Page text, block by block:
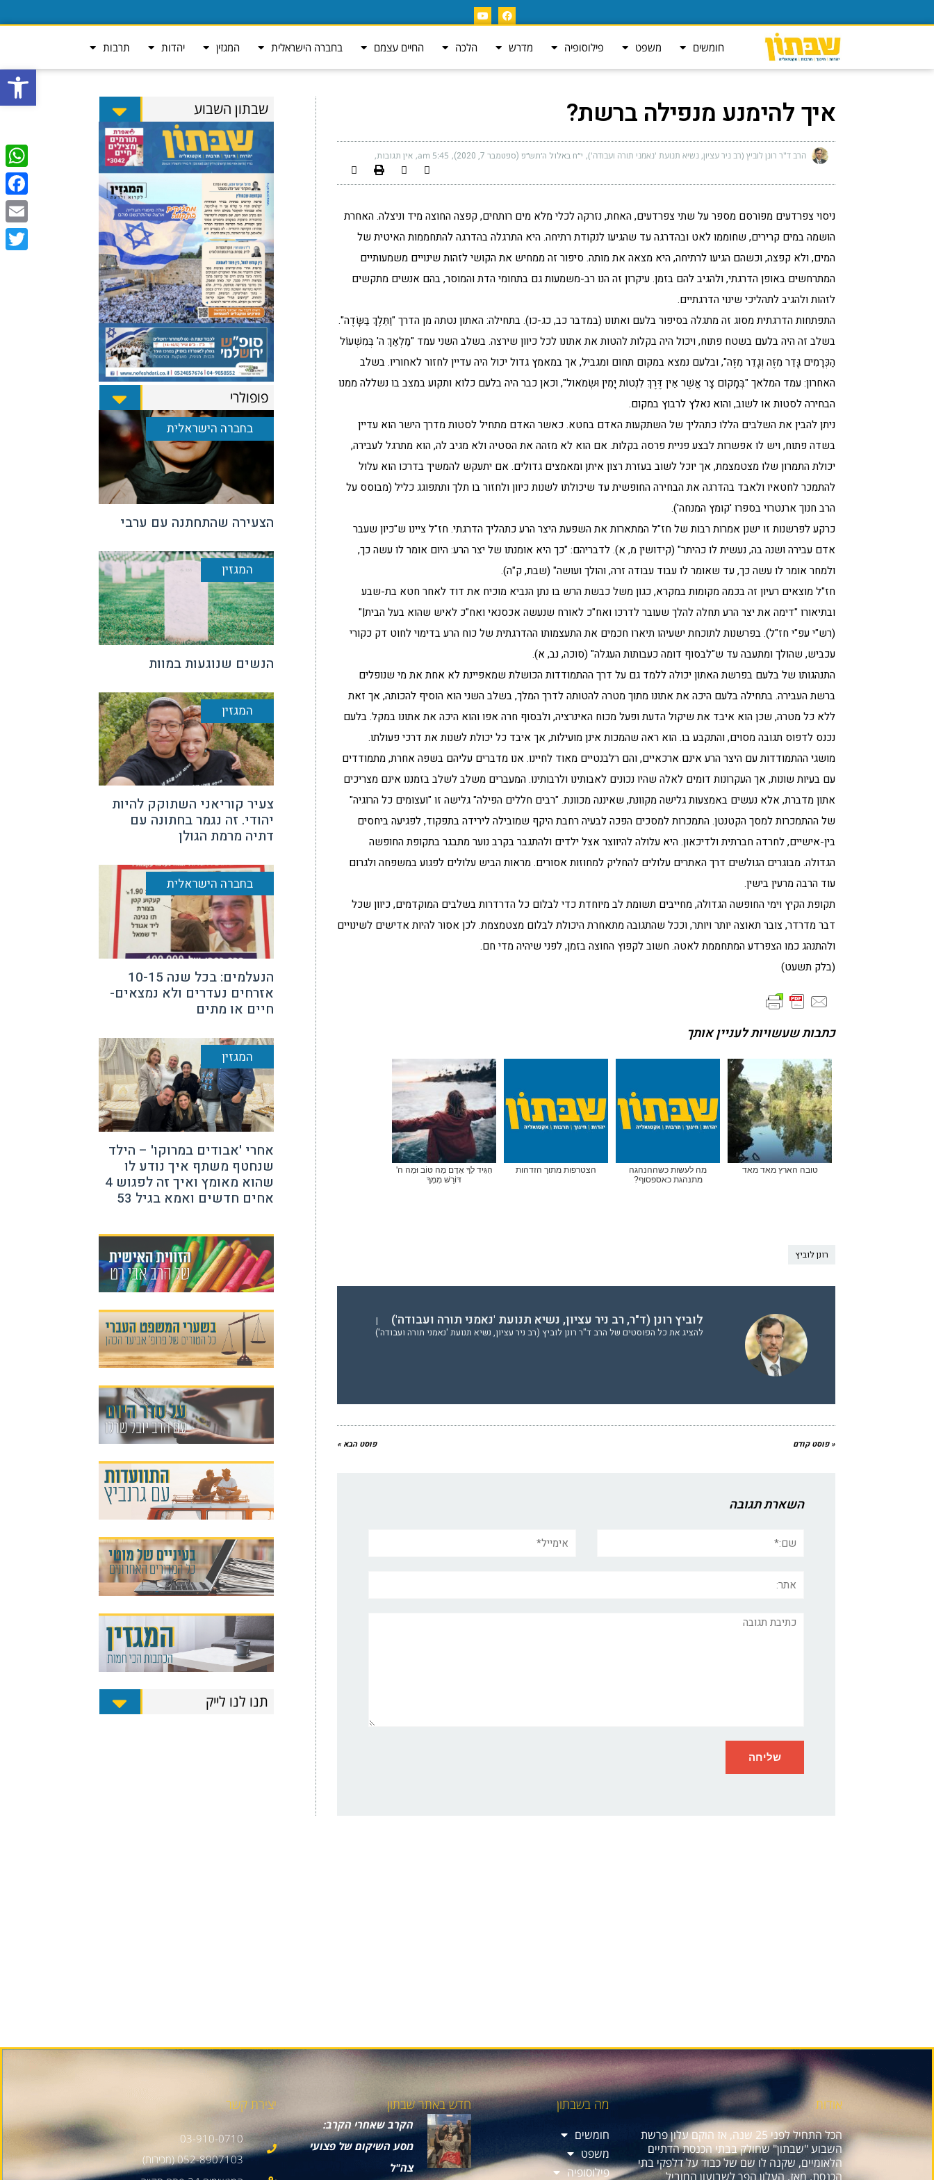
פתח
חומשים משפט פילוסופיה מדרש הלכה החיים עצמם בחברה הישראלית המגזין יהדות תרבות
איך להימנע מנפילה ברשת?
הרב ד"ר רונן לוביץ (רב ניר עציון, נשיא תנועת 'נאמני תורה ועבודה') י״ח באלול ה׳תש״פ (ספטמבר 7, 2020) 5:45 am אין תגובות
ניסוי צפרדעים מפורסם מספר על שתי צפרדעים, האחת, נזרקה לכלי מלא מים רותחים, קפצה החוצה מיד וניצלה. האחרת
הושמה במים קרירים, שחוממו לאט ובהדרגה עד שהגיעו לנקודת רתיחה. היא התרגלה בהדרגה להתחממות האיטית של
המים, ולא קפצה, וכשהם הגיעו לרתיחה, היא מצאה את מותה. סיפור זה ממחיש את הקושי לזהות שינויים משמעותיים
המתרחשים באופן הדרגתי, ולהגיב להם בזמן. עיקרון זה הנו רב-משמעות גם בתחומי הדת והמוסר, בהם אנשים מתקשים
לזהות ולהגיב לתהליכי שינוי הדרגתיים.
התפתחות הדרגתית מסוג זה מתגלה בסיפור בלעם ואתונו (במדבר כב, כג-כו). בתחילה: האתון נטתה מן הדרך "וַתֵּלֶךְ בַּשָּׂדֶה".
בשלב זה היה בלעם בשטח פתוח, ויכול היה בקלות להטות את אתונו לכל כיוון שירצה. בשלב השני עמד "מַלְאַךְ ה' בְּמִשְׁעוֹל
הַכְּרָמִים גָּדֵר מִזֶּה וְגָדֵר מִזֶּה", ובלעם נמצא במקום תחום ומגביל, אך במאמץ גדול יכול היה עדיין לחזור לאחוריו. בשלב
האחרון: עמד המלאך "בְּמָקוֹם צָר אֲשֶׁר אֵין דֶּרֶךְ לִנְטוֹת יָמִין וּשְׂמֹאול", וכאן כבר היה בלעם כלוא ותקוע במצב בו נשללה ממנו
הבחירה לסטות או לשוב, והוא נאלץ לרבוץ במקום.
ניתן להבין את השלבים הללו כתהליך של השתקעות האדם בחטא. כאשר האדם מתחיל לסטות מדרך הישר הוא עדיין
בשדה פתוח, ויש לו אפשרות לבצע פניית פרסה בקלות. אם הוא לא מזהה את הסטיה ולא מגיב לה, הוא מתרגל לעבירה,
יכולת התמרון שלו מצטמצמת, אך יוכל לשוב בעזרת רצון איתן ומאמצים גדולים. אם יתעקש להמשיך בדרכו הוא עלול
להתמכר לחטאיו ולאבד בהדרגה את הבחירה החופשית עד שיכולתו לשנות כיוון ולחזור בו תלך ותתפוגג כליל (מבוסס על
הרב חנוך ארנטרוי בספרו 'קומץ המנחה').
כרקע לפרשנות זו ישנן אמרות רבות של חז"ל המתארות את השפעת היצר הרע כתהליך הדרגתי. חז"ל ציינו ש"כיון שעבר
אדם עבירה ושנה בה, נעשית לו כהיתר" (קידושין מ, א). לדבריהם: "כך היא אומנתו של יצר הרע: היום אומר לו עשה כך,
ולמחר אומר לו עשה כך, עד שאומר לו עבוד עבודה זרה, והולך ועושה" (שבת, ק"ה).
חז"ל מוצאים רעיון זה בכמה מקומות במקרא, כגון משל כבשת הרש בו נתן הנביא מוכיח את דוד לאחר חטא בת-שבע
ובתיאורו "דימה את יצר הרע תחלה להלך שעובר לדרכו ואח"כ לאורח שנעשה אכסנאי ואח"כ לאיש שהוא בעל הבית|"
(רש"י עפ"י חז"ל). בפרשנות לתוכחת ישעיהו תיארו חכמים את התעצמותו ההדרגתית של כוח הרע בדימוי לחוט דק כקורי
עכביש, שהולך ומתעבה עד ש"לבסוף דומה כעבותות העגלה" (סוכה, נב, א).
התנהגותו של בלעם בפרשת האתון יכולה ללמד גם על דרך ההתמודדות הכושלת שמאפיינת לא אחת את מי שנופלים
ברשת העבירה. בתחילה בלעם היכה את אתונו מתוך מטרה להטותה לדרך המלך, בשלב השני הוא הוסיף להכותה, אך זאת
ללא כל מטרה, שכן הוא איבד את שיקול הדעת ופעל מכוח האינרציה, ולבסוף חרה אפו והוא היכה את אתונו במקל. בלעם
נכנס לדפוס תגובה מסוים, והתקבע בו. הוא ראה שהמכות אינן מועילות, אך איבד כל יכולת לשנות את דרכי פעולתו.
מושגי ההתמודדות עם היצר הרע אינם ארכאיים, והם רלבנטיים מאוד לחיינו. אנו מדברים עליהם בשפה אחרת, מתמודדים
עם בעיות שונות, אך העקרונות דומים לאלה שהיו נכונים לאבותינו ולרבותינו. המעברים משלב לשלב בזמננו אינם מצריכים
אתון מדברת, אלא נעשים באמצעות גלישה מקוונת, שאיננה מכוונת. "רבים חללים הפילה" גלישה זו "ועצומים כל הרוגיה"
של ההתמכרות למסך הקטנטן. התמכרות למסכים הפכה לבעיה רחבת היקף שמובילה לירידה בתפקוד, לפגיעה ביחסים
בין-אישיים, לחרדה חברתית ולדיכאון. היא עלולה להיווצר אצל ילדים ולהתגבר בקרב נוער מתבגר בתקופת החופשה
הגדולה. מבוגרים הגולשים דרך האתרים עלולים להחליק למחוזות אסורים. מראות הביש עלולים לפגוע במשפחה ולגרום
עוד הרבה מרעין בישין.
תקופת הקיץ וימי החופשה הגדולה, מחייבים תשומת לב מיוחדת כדי לבלום כל הדרדרות בשלבים המוקדמים, כיוון שכל
דבר מדרדר, צובר תאוצה יותר ויותר, וככל שהתגובה מתאחרת היכולת לבלום מצטמצמת. לכן אסור להיות אדישים לשינויים
ולהתנהג כמו הצפרדע המתחממת לאטה. חשוב לקפוץ החוצה בזמן, לפני שיהיה מדי חם.
(בלק תשעט)
כתבות שעשויות לעניין אותך
טובה הארץ מאד מאד
מה לעשות כשההנהגה
מתנהגת כאספסוף?
הצטרפות מתוך הזדהות
הִגִּיד לְךָ אָדָם מַה טּוֹב וּמָה ה'
דּוֹרֵשׁ מִמְּךָ
רונן לוביץ
לוביץ רונן (ד"ר, רב ניר עציון, נשיא תנועת 'נאמני תורה ועבודה')
|
להציג את כל הפוסטים של הרב ד"ר רונן לוביץ (רב ניר עציון, נשיא תנועת 'נאמני תורה ועבודה')
« פוסט קודם פוסט הבא »
השארת תגובה
תגובה
שבתון השבוע
פופולרי
בחברה הישראלית
הצעירה שהתחתנה עם ערבי
המגזין
הנשים שנוגעות במוות
המגזין
צעיר קוריאני השתוקק להיות
יהודי. זה נגמר בחתונה עם
דתיה מרמת הגולן
בחברה הישראלית
הנעלמים: בכל שנה 10-15
אזרחים נעדרים ולא נמצאים-
חיים או מתים
המגזין
אחרי 'אבודים במרוקו' – הילד
שנחטף משתף איך נודע לו
שהוא מאומץ ואיך זה לפגוש 4
אחים חדשים ואמא בגיל 53
תנו לנו לייק
אודות
הכל התחיל לפני 25 שנה, אז הוקם עלון פרשת
השבוע "שבתון" שחולק בבתי הכנסת הדתיים
הלאומיים, שקנה לו שם של כבוד על דלפקי בתי
הכנסת. מאז, העלון הפך לשבועון המוביל
מה בשבתון
חומשים
משפט
פילוסופיה
חדש באתר שבתון
הקרב שאחרי הקרב:
מסע השיקום של פצועי
צה"ל
יצירת קשר
03-910-0710
052-8907103 (מכירות)
Email